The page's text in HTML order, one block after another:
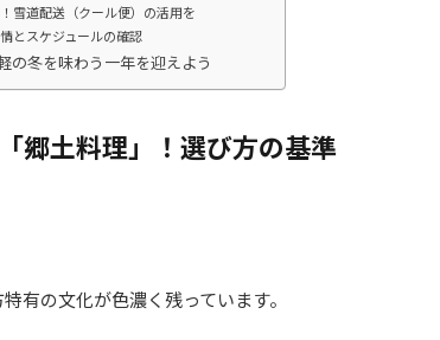
雪道配送（クール便）の活用を
とスケジュールの確認
の冬を味わう一年を迎えよう
郷土料理」！選び方の基準
有の文化が色濃く残っています。